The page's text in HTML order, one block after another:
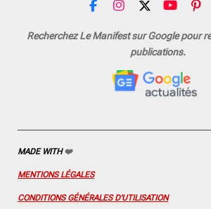
F
c
I
s
r
a
X
Y
u
T
u
e
P
n
s
t
Recherchez Le Manifest sur Google pour
publications.
MADE WITH❤️
MENTIONS LÉGALES
CONDITIONS GÉNÉRALES D'UTILISATION